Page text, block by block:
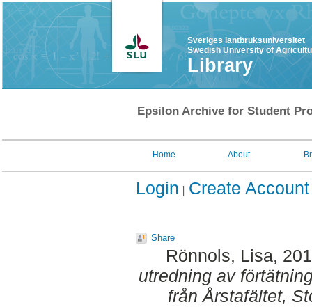
Sveriges lantbruksuniversitet
Swedish University of
Library
Epsilon Archive for Student
Home About
Login Create Account
Share
Rönnols, Lisa,
utredning av
från Årstafältet,